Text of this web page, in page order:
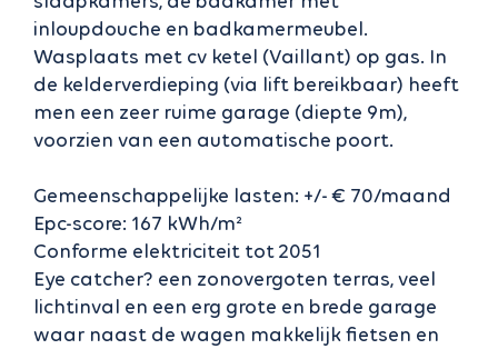
inloupdouche en badkamermeubel.
Wasplaats met cv ketel (Vaillant) op gas. In
de kelderverdieping (via lift bereikbaar) heeft
men een zeer ruime garage (diepte 9m),
voorzien van een automatische poort.
Gemeenschappelijke lasten: +/- € 70/maand
Epc-score: 167 kWh/m²
Conforme elektriciteit tot 2051
Eye catcher? een zonovergoten terras, veel
lichtinval en een erg grote en brede garage
waar naast de wagen makkelijk fietsen en